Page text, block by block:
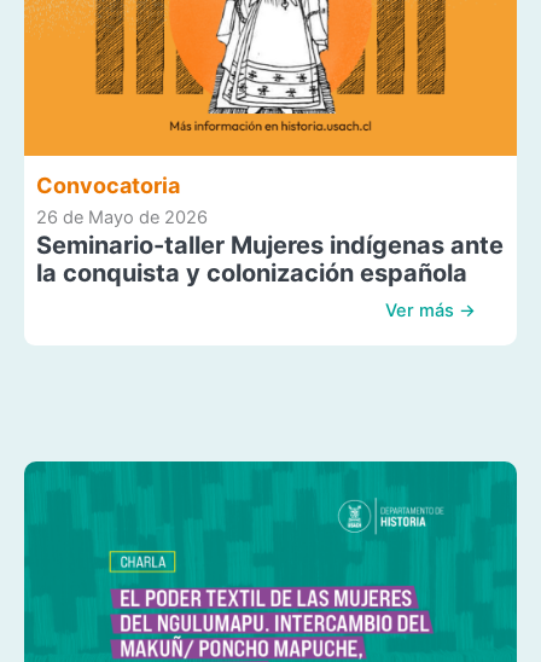
Convocatoria
26 de Mayo de 2026
Seminario-taller Mujeres indígenas ante
la conquista y colonización española
Ver más →